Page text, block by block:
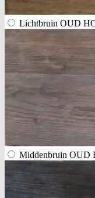
Lichtbruin OUD
Middenbruin OUD